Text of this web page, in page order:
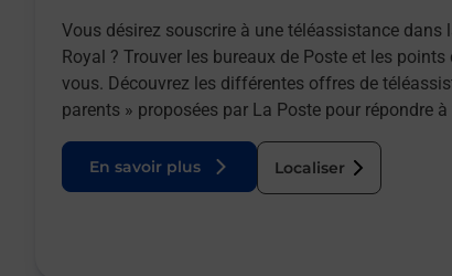
Vous désirez souscrire à une téléassistance dans
Royal ? Trouver les bureaux de Poste et les
vous. Découvrez les différentes offres de
parents » proposées par La Poste pour répondre
En savoir plus Localiser